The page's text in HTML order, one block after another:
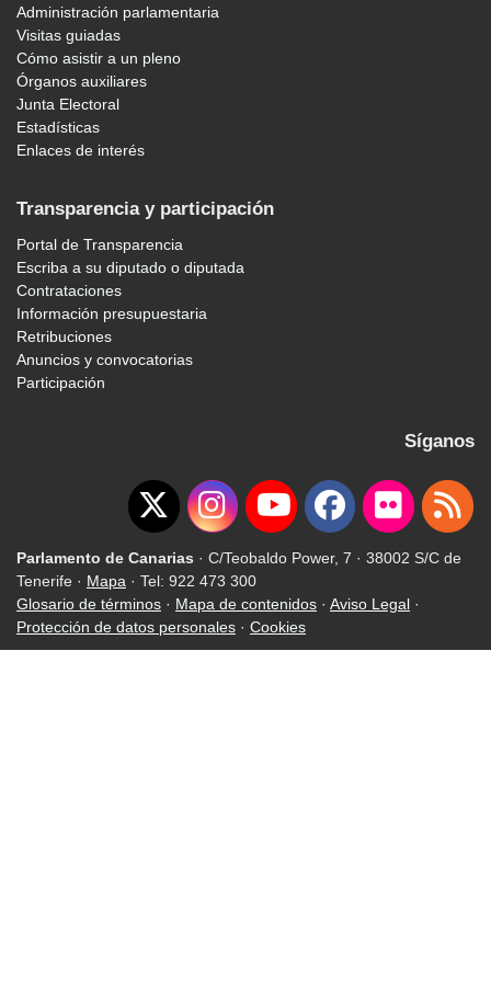
Administración parlamentaria
Visitas guiadas
Cómo asistir a un pleno
Órganos auxiliares
Junta Electoral
Estadísticas
Enlaces de interés
Transparencia y participación
Portal de Transparencia
Escriba a su diputado o diputada
Contrataciones
Información presupuestaria
Retribuciones
Anuncios y convocatorias
Participación
Síganos
Parlamento de Canarias · C/Teobaldo Power, 7 · 38002 S/C de
Tenerife · Mapa · Tel: 922 473 300
Glosario de términos · Mapa de contenidos · Aviso Legal ·
Protección de datos personales · Cookies